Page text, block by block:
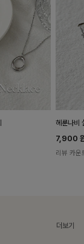
헤룬나비
7,900
리뷰 카운
더보기